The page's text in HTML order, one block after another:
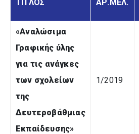
ΤΙΤΛΟΣ ΑΡ.ΜΕΛ.
«Αναλώσιμα
Γραφικής ύλης
για τις ανάγκες
των σχολείων
της
Δευτεροβάθμιας
Εκπαίδευσης»
1/2019